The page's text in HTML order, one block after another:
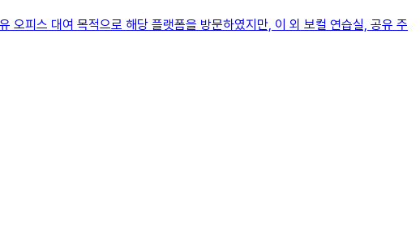
피스 대여 목적으로 해당 플랫폼을 방문하였지만, 이 외 보컬 연습실, 공유 주